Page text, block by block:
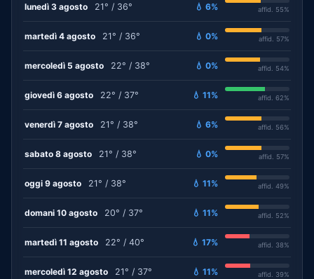
lunedì 3 agosto 21° / 36° 💧 6% affid. 55%
martedì 4 agosto 21° / 36° 💧 0% affid. 57%
mercoledì 5 agosto 22° / 38° 💧 0% affid. 54%
giovedì 6 agosto 22° / 37° 💧 11% affid. 62%
venerdì 7 agosto 21° / 38° 💧 6% affid. 56%
sabato 8 agosto 21° / 38° 💧 0% affid. 57%
oggi 9 agosto 21° / 38° 💧 11% affid. 49%
domani 10 agosto 20° / 37° 💧 11% affid. 52%
martedì 11 agosto 22° / 40° 💧 17% affid. 38%
mercoledì 12 agosto 21° / 37° 💧 11% affid. 39%